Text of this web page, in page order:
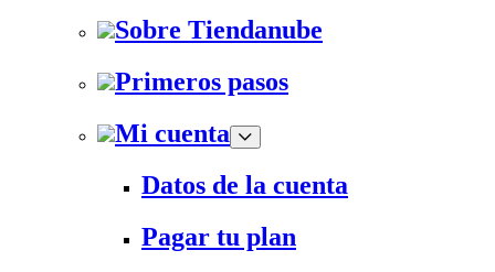
Sobre Tiendanube
Primeros pasos
Mi cuenta
Datos de la cuenta
Pagar tu plan